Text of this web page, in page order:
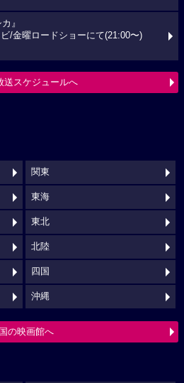
』
/金曜ロードショーにて(21:00〜)
送スケジュールへ
関東
東海
東北
北陸
四国
沖縄
の映画館へ